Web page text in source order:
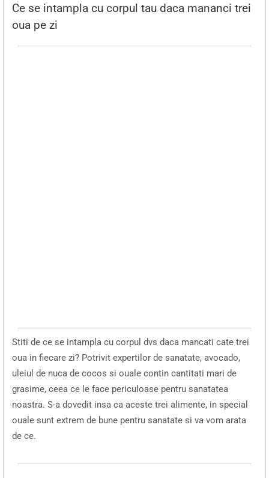
Ce se intampla cu corpul tau daca mananci trei
oua pe zi
Stiti de ce se intampla cu corpul dvs daca mancati cate trei
oua in fiecare zi? Potrivit expertilor de sanatate, avocado,
uleiul de nuca de cocos si ouale contin cantitati mari de
grasime, ceea ce le face periculoase pentru sanatatea
noastra. S-a dovedit insa ca aceste trei alimente, in special
ouale sunt extrem de bune pentru sanatate si va vom arata
de ce.